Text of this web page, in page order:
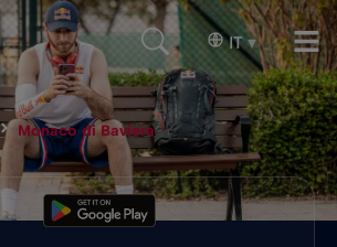
IT ▾
Monaco di Baviera